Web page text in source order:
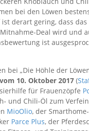
bei den Löwen
derart gering, dass das
Deal wird und
ist
bei „Die Höhle der
10. Oktober 2017 (
für Frauenzöpfe
und Chili-Öl zum
MioOlio, der Smarthome-
Parce Plus, der